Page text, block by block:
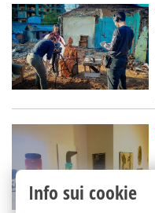
Info sui cookie